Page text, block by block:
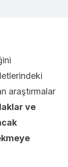
araştırmalar
ve